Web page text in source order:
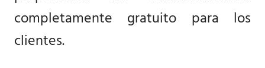
completamente gratuito para los
clientes.